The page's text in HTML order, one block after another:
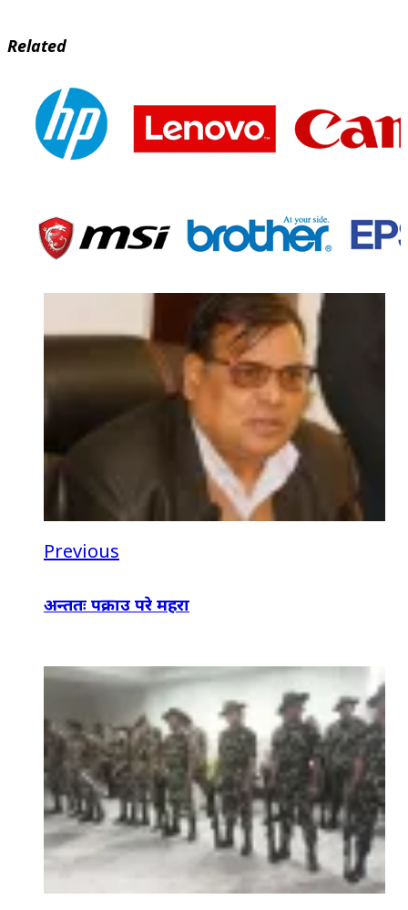
Related
Previous
अन्ततः पक्राउ परे महरा